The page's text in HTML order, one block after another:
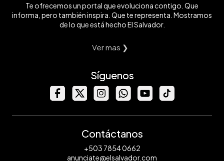
Te ofrecemos un portal que evoluciona contigo. Que
informa, pero también inspira. Que te representa. Mostramos
de lo que está hecho El Salvador.
Ver mas ❯
Síguenos
Contáctanos
+503 7854 0662
anunciate@elsalvador.com